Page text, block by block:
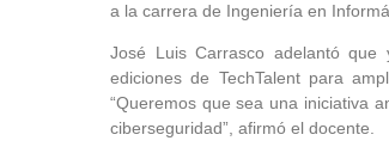
a la carrera de Ingeniería en
José Luis Carrasco adelantó
ediciones de TechTalent para
“Queremos que sea una iniciativa
ciberseguridad”, afirmó el docente.